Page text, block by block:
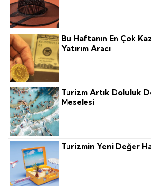
Bu Haftanın En Çok
Yatırım Aracı
Turizm Artık Doluluk
Meselesi
Turizmin Yeni Değer